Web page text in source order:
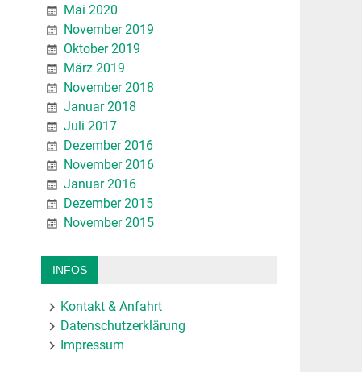
Mai 2020
November 2019
Oktober 2019
März 2019
November 2018
Januar 2018
Juli 2017
Dezember 2016
November 2016
Januar 2016
Dezember 2015
November 2015
INFOS
Kontakt & Anfahrt
Datenschutzerklärung
Impressum